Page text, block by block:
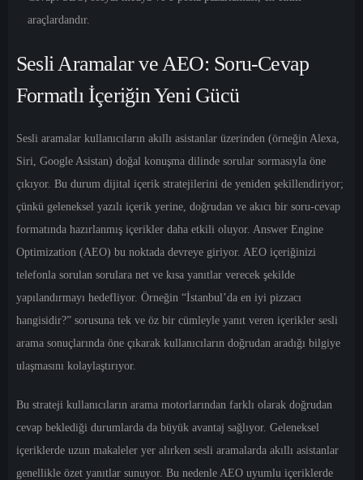
araçlardandır.
Sesli Aramalar ve AEO: Soru-Cevap
Formatlı İçeriğin Yeni Gücü
Sesli aramalar kullanıcıların akıllı asistanlar üzerinden (örneğin Alexa,
Siri, Google Asistan) doğal konuşma dilinde sorular sormasıyla öne
çıkıyor. Bu durum dijital içerik stratejilerini de yeniden şekillendiriyor;
çünkü geleneksel yazılı içerik yerine, doğrudan ve akıcı bir soru-cevap
formatında hazırlanmış içerikler daha etkili oluyor. Answer Engine
Optimization (AEO) bu noktada devreye giriyor. AEO içeriğinizi
telefonla sorulan sorulara net ve kısa yanıtlar verecek şekilde
yapılandırmayı hedefliyor. Örneğin “İstanbul’da en iyi pizzacı
hangisidir?” sorusuna tek ve öz bir cümleyle yanıt veren içerikler sesli
arama sonuçlarında öne çıkarak kullanıcıların doğrudan aradığı bilgiye
ulaşmasını kolaylaştırıyor.
Bu strateji kullanıcıların arama motorlarından farklı olarak doğrudan
cevap beklediği durumlarda da büyük avantaj sağlıyor. Geleneksel
içeriklerde uzun makaleler yer alırken sesli aramalarda akıllı asistanlar
genellikle özet yanıtlar sunuyor. Bu nedenle AEO uyumlu içeriklerde